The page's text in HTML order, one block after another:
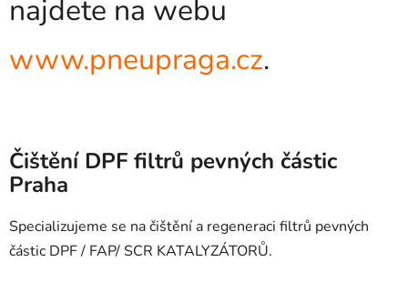
najdete na webu
www.pneupraga.cz.
Čištění DPF filtrů pevných částic
Praha
Specializujeme se na čištění a regeneraci filtrů pevných
částic DPF / FAP/ SCR KATALYZÁTORŮ.